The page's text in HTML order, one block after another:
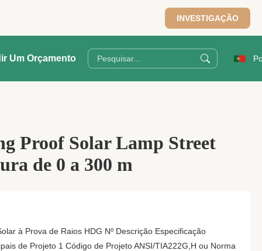
INVESTIGAÇÃO
Um Orçamento
Proof Solar Lamp Street
de 0 a 300 m
à Prova de Raios HDG Nº Descrição Especificação
de Projeto 1 Código de Projeto ANSI/TIA222G,H ou Norma